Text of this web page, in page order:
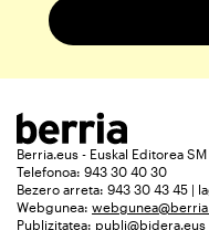
Berria.eus - Euskal Editorea SM
Telefonoa: 943 30 40 30
Bezero arreta: 943 30 43 45 |
Webgunea:
Publizitatea: publi@bidera.eus